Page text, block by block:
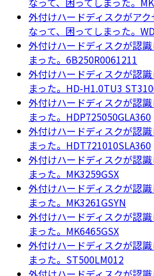
外付けハードディスクがア
なって、困ってしまった。
外付けハードディスクが認
まった。6B250R0061211
外付けハードディスクが認
まった。HD-H1.0TU3
外付けハードディスクが認
まった。HDP725050GLA360
外付けハードディスクが認
まった。HDT721010SLA360
外付けハードディスクが認
まった。MK3259GSX
外付けハードディスクが認
まった。MK3261GSYN
外付けハードディスクが認
まった。MK6465GSX
外付けハードディスクが認
まった。ST500LM012